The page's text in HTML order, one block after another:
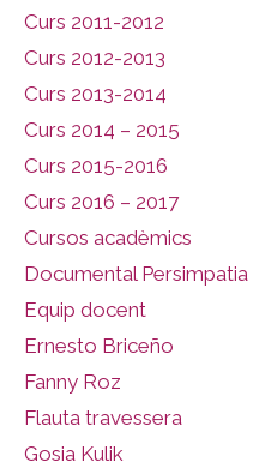
Curs 2011-2012
Curs 2012-2013
Curs 2013-2014
Curs 2014 – 2015
Curs 2015-2016
Curs 2016 – 2017
Cursos acadèmics
Documental Persimpatia
Equip docent
Ernesto Briceño
Fanny Roz
Flauta travessera
Gosia Kulik